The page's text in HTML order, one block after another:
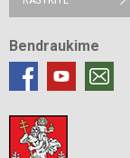
Bendraukime